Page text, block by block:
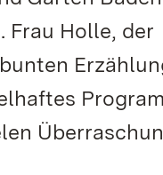
Frau Holle, der